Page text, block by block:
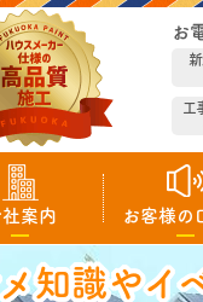
お
工
案内 お客様の
知識やイ